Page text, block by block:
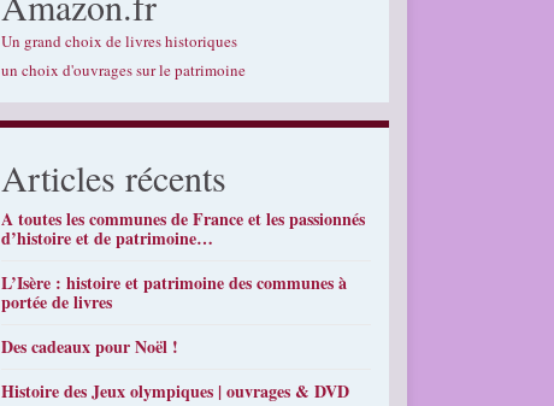
Un grand choix de livres historiques
un choix d'ouvrages sur le patrimoine
Articles récents
A toutes les communes de France et les passionnés
d’histoire et de patrimoine…
L’Isère : histoire et patrimoine des communes à
portée de livres
Des cadeaux pour Noël !
Histoire des Jeux olympiques | ouvrages & DVD